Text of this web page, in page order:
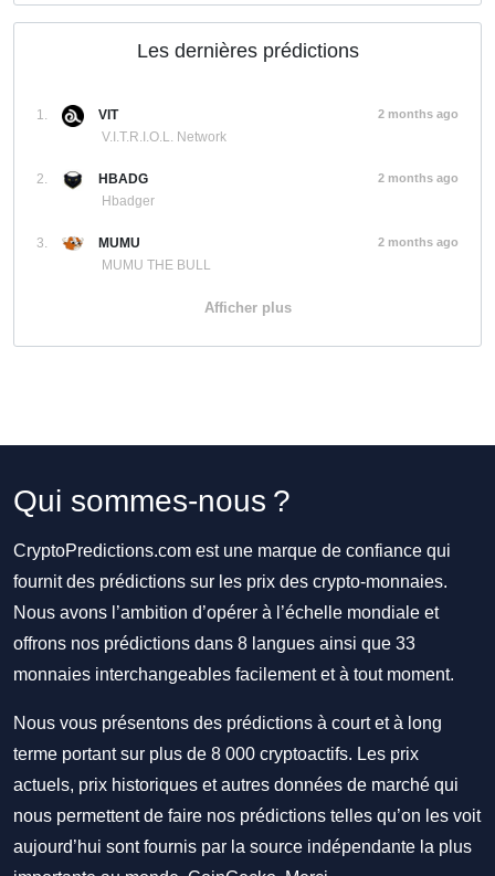
Les dernières prédictions
1.
VIT
V.I.T.R.I.O.L. Network
2 months ago
2.
HBADG
Hbadger
2 months ago
3.
MUMU
MUMU THE BULL
2 months ago
Afficher plus
Qui sommes-nous ?
CryptoPredictions.com est une marque de confiance qui
fournit des prédictions sur les prix des crypto-monnaies.
Nous avons l’ambition d’opérer à l’échelle mondiale et
offrons nos prédictions dans 8 langues ainsi que 33
monnaies interchangeables facilement et à tout moment.
Nous vous présentons des prédictions à court et à long
terme portant sur plus de 8 000 cryptoactifs. Les prix
actuels, prix historiques et autres données de marché qui
nous permettent de faire nos prédictions telles qu’on les voit
aujourd’hui sont fournis par la source indépendante la plus